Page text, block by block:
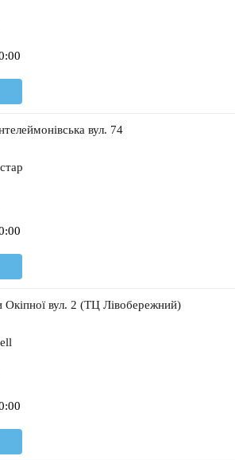
вул. 74
Окіпної вул. 2 (ТЦ Лівобережний)